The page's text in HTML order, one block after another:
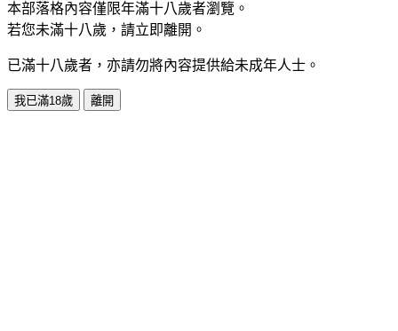
本部落格內容僅限年滿十八歲者瀏覽。
若您未滿十八歲，請立即離開。
已滿十八歲者，亦請勿將內容提供給未成年人士。
我已滿18歲 離開